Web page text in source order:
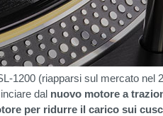
1200 (riapparsi sul mercato nel
dal nuovo motore a
per ridurre il carico sui